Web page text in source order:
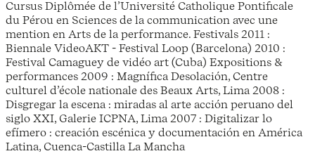
Cursus Diplômée de l’Université Catholique Pontificale
du Pérou en Sciences de la communication avec une
mention en Arts de la performance. Festivals 2011 :
Biennale VideoAKT - Festival Loop (Barcelona) 2010 :
Festival Camaguey de vidéo art (Cuba) Expositions &
performances 2009 : Magnífica Desolación, Centre
culturel d’école nationale des Beaux Arts, Lima 2008 :
Disgregar la escena : miradas al arte acción peruano del
siglo XXI, Galerie ICPNA, Lima 2007 : Digitalizar lo
efímero : creación escénica y documentación en América
Latina, Cuenca-Castilla La Mancha